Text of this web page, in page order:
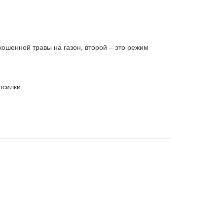
травы на газон, второй – это режим